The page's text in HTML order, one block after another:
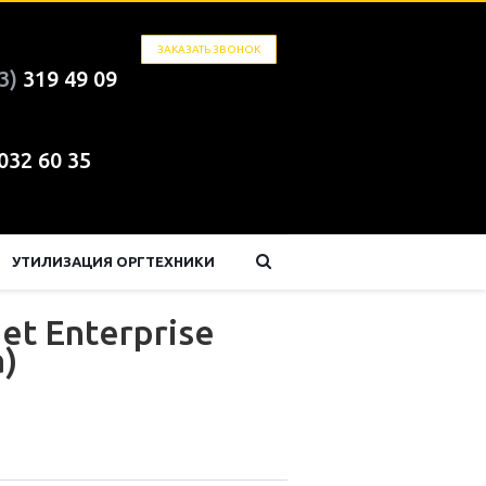
ЗАКАЗАТЬ ЗВОНОК
319 49 09
60 35
УТИЛИЗАЦИЯ ОРГТЕХНИКИ
Enterprise